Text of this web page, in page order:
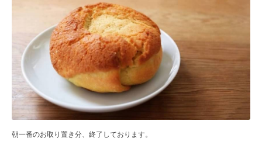
朝一番のお取り置き分、終了しております。